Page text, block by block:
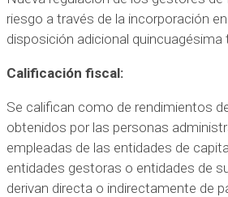
riesgo a través de la incorporación
disposición adicional quincuagésima
Calificación fiscal:
Se califican como de rendimientos
obtenidos por las personas
empleadas de las entidades de
entidades gestoras o entidades de
derivan directa o indirectamente de